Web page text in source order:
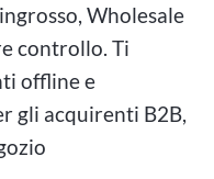
Wholesale
controllo. Ti
offline e
gli acquirenti B2B,